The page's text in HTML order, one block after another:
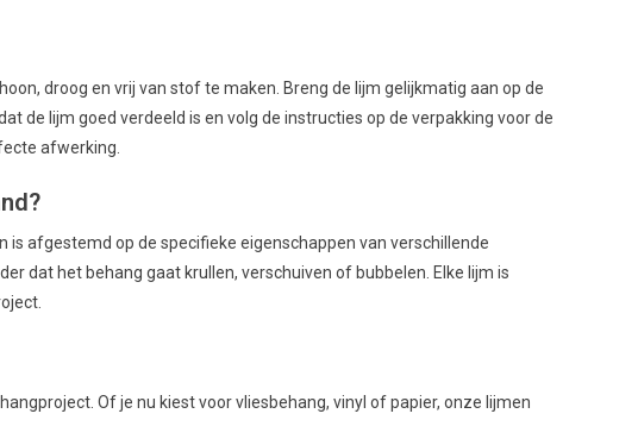
droog en vrij van stof te maken. Breng de lijm gelijkmatig aan op de
de lijm goed verdeeld is en volg de instructies op de verpakking voor de
afwerking.
afgestemd op de specifieke eigenschappen van verschillende
dat het behang gaat krullen, verschuiven of bubbelen. Elke lijm is
Of je nu kiest voor vliesbehang, vinyl of papier, onze lijmen